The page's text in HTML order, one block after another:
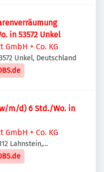
in 53572 Unkel
+ Co. KG
Unkel, Deutschland
m/d) 6 Std./Wo. in
+ Co. KG
Lahnstein,